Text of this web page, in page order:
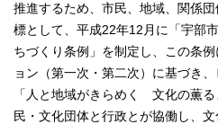
推進するため、市民、地域、関係
標として、平成22年12月に「宇部
ちづくり条例」を制定し、この条
ョン（第一次・第二次）に基づき
「人と地域がきらめく 文化の薫
民・文化団体と行政とが協働し、